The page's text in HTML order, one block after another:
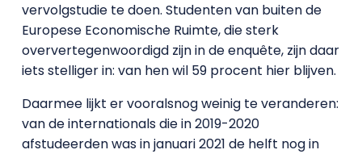
vervolgstudie te doen. Studenten van buiten de
Europese Economische Ruimte, die sterk
oververtegenwoordigd zijn in de enquête, zijn daar
iets stelliger in: van hen wil 59 procent hier blijven.
Daarmee lijkt er vooralsnog weinig te veranderen:
van de internationals die in 2019-2020
afstudeerden was in januari 2021 de helft nog in